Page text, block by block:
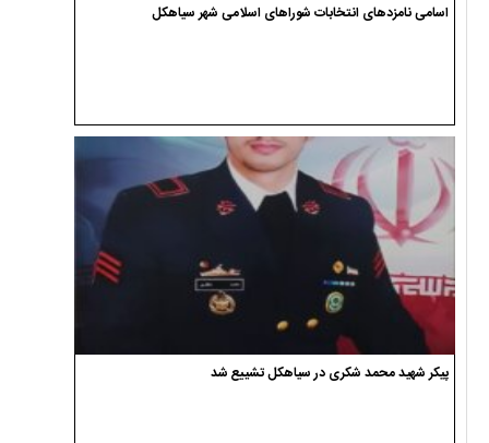
اسامی نامزدهای انتخابات شوراهای اسلامی شهر سیاهکل
پیکر شهید محمد شکری در سیاهکل تشییع شد